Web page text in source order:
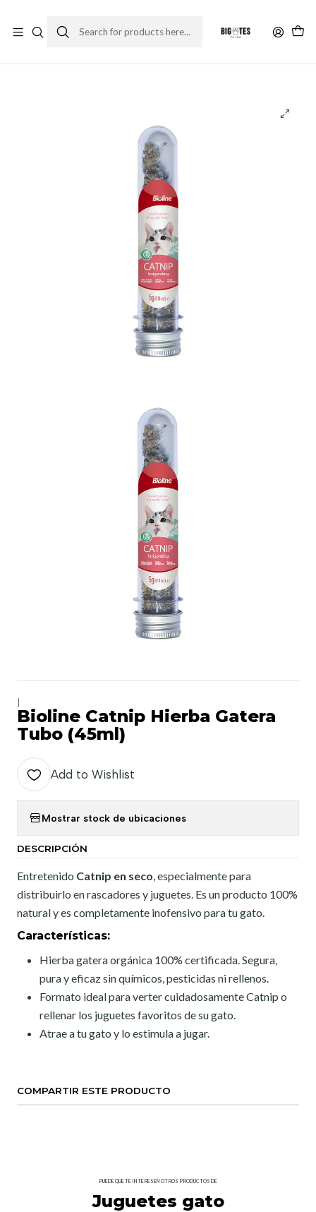
Bioline Catnip Hierba Gatera
Tubo (45ml)
Add to Wishlist
Mostrar stock de ubicaciones
DESCRIPCIÓN
Entretenido Catnip en seco, especialmente para
distribuirlo en rascadores y juguetes. Es un producto 100%
natural y es completamente inofensivo para tu gato.
Características:
Hierba gatera orgánica 100% certificada. Segura,
pura y eficaz sin químicos, pesticidas ni rellenos.
Formato ideal para verter cuidadosamente Catnip o
rellenar los juguetes favoritos de su gato.
Atrae a tu gato y lo estimula a jugar.
COMPARTIR ESTE PRODUCTO
PUEDE QUE TE INTERESEN OTROS PRODUCTOS DE
Juguetes gato